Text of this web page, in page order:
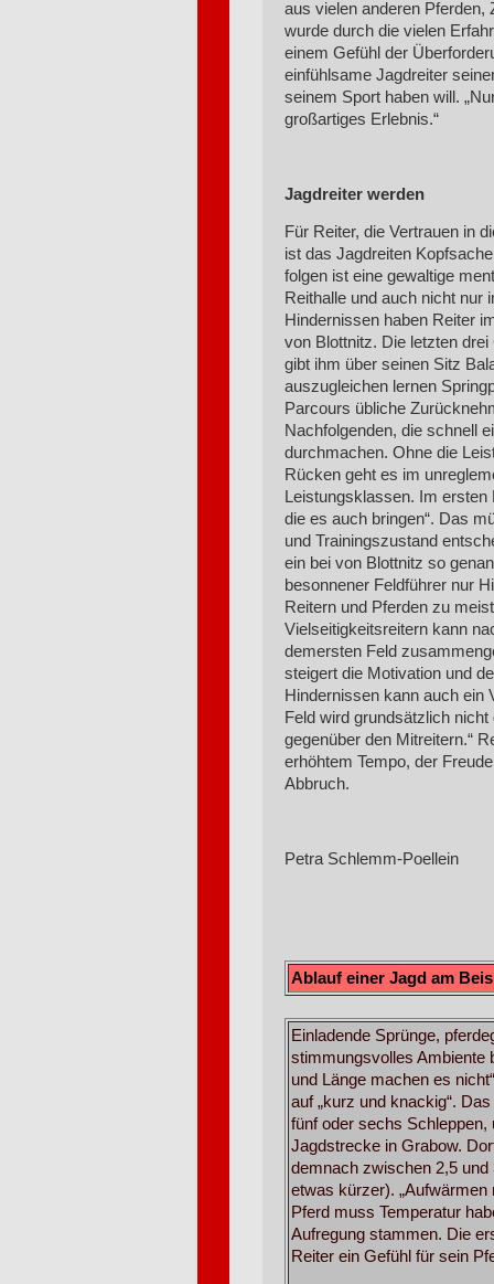
aus vielen anderen Pferden,
wurde durch die vielen
einem Gefühl der
einfühlsame Jagdreiter
seinem Sport haben will.
großartiges Erlebnis.“
Jagdreiter werden
Für Reiter, die Vertrauen in
ist das Jagdreiten
folgen ist eine gewaltige
Reithalle und auch nicht nur
Hindernissen haben Reiter
von Blottnitz. Die letzten
gibt ihm über seinen Sitz
auszugleichen lernen
Parcours übliche
Nachfolgenden, die schnell
durchmachen. Ohne die
Rücken geht es im
Leistungsklassen. Im ersten
die es auch bringen“. Das
und Trainingszustand
ein bei von Blottnitz so
besonnener Feldführer nur
Reitern und Pferden zu
Vielseitigkeitsreitern kann
demersten Feld
steigert die Motivation und
Hindernissen kann auch ein
Feld wird grundsätzlich
gegenüber den Mitreitern.“
erhöhtem Tempo, der
Abbruch.
Petra Schlemm-Poellein
Ablauf einer Jagd am
Einladende Sprünge,
stimmungsvolles Ambiente
und Länge machen es
auf „kurz und knackig“.
fünf oder sechs
Jagdstrecke in Grabow.
demnach zwischen 2,5
etwas kürzer).
Pferd muss Temperatur
Aufregung stammen. Die
Reiter ein Gefühl für sein